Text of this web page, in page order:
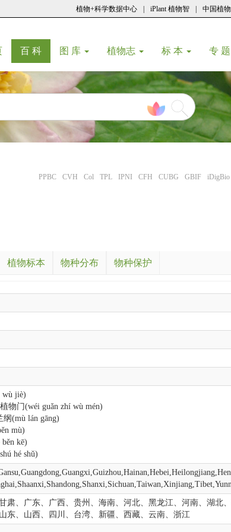
植物+科学数据中心 iPlant 植物智 中国植
(current)
百 科(current)
图 库 植物志 标 本 专 题
PPBC CVH Col TPL IPNI CFH CUBG GBIF iDigBio
植物标本 物种分布 物种保护
wù jiè)
物门(wéi guǎn zhí wù mén)
纲(mù lán gāng)
mù)
kē)
hé shǔ)
肃、广东、广西、贵州、海南、河北、黑龙江、河南、湖北
东、山西、四川、台湾、新疆、西藏、云南、浙江